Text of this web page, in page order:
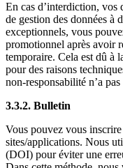
En cas d’interdiction, vos
de gestion des données à
exceptionnels, vous
promotionnel après avoir
temporaire. Cela est dû à
pour des raisons
non-responsabilité n’a
3.3.2. Bulletin
Vous pouvez vous
sites/applications. Nous
(DOI) pour éviter une